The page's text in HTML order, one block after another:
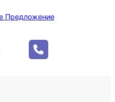
r Предложение